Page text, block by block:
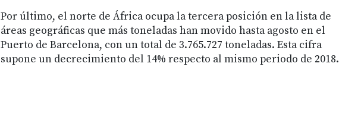
Por último, el norte de África ocupa la tercera posición en la lista de
áreas geográficas que más toneladas han movido hasta agosto en el
Puerto de Barcelona, con un total de 3.765.727 toneladas. Esta cifra
supone un decrecimiento del 14% respecto al mismo periodo de 2018.